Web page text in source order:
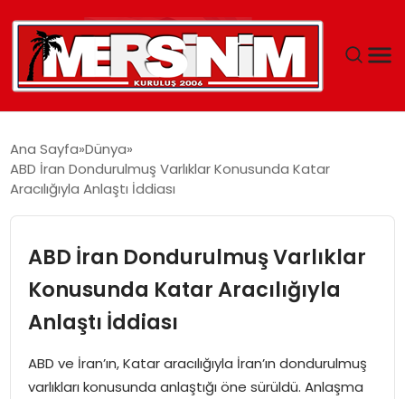
YAŞAM
EĞITIM
SPOR
Ana Sayfa Dünya
ABD İran Dondurulmuş Varlıklar Konusunda Katar
Aracılığıyla Anlaştı İddiası
ABD İran Dondurulmuş Varlıklar
Konusunda Katar Aracılığıyla
Anlaştı İddiası
ABD ve İran’ın, Katar aracılığıyla İran’ın dondurulmuş
varlıkları konusunda anlaştığı öne sürüldü. Anlaşma